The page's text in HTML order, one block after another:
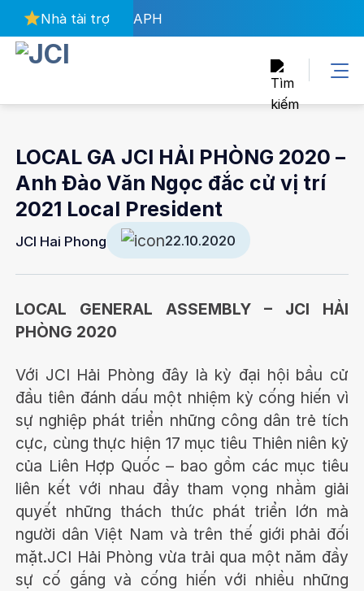
qua
nội
Nhà tài trợ APH
JCI Hai Phong 22.10.2020
LOCAL GA JCI HẢI PHÒNG 2020 –
Anh Đào Văn Ngọc đắc cử vị trí
2021 Local President
LOCAL GENERAL ASSEMBLY – JCI HẢI
PHÒNG 2020
Với JCI Hải Phòng đây là kỳ đại hội bầu cử
đầu tiên đánh dấu một nhiệm kỳ cống hiến vì
sự nghiệp phát triển những công dân trẻ tích
cực, cùng thực hiện 17 mục tiêu Thiên niên kỷ
của Liên Hợp Quốc – bao gồm các mục tiêu
liên kết với nhau đầy tham vọng nhằm giải
quyết những thách thức phát triển lớn mà
người dân Việt Nam và trên thế giới phải đối
mặt.JCI Hải Phòng vừa trải qua một năm đầy
sự cố gắng và cống hiến với nhiều những